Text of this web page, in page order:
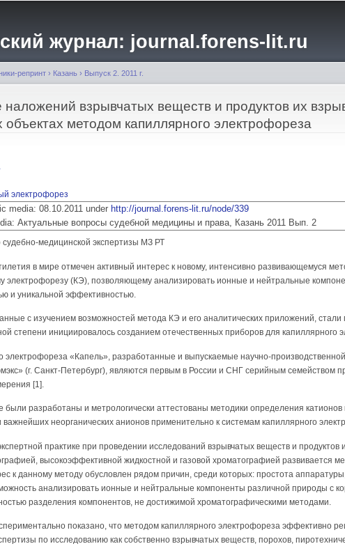
содержанию
журнал: journal.forens-lit.ru
репринт › Казань › Выпуск 2. 2011 г.
взрывчатых веществ и продуктов их
объектах методом капиллярного электрофореза
электрофорез
media: 08.10.2011 under http://journal.forens-lit.ru/node/339
Актуальные вопросы судебной медицины и права, Казань 2011 Вып. 2
судебно-медицинской экспертизы МЗ РТ
в мире отмечен активный интерес к новому, интенсивно развивающемуся
электрофорезу (КЭ), позволяющему анализировать ионные и нейтральные
и уникальной эффективностью.
с изучением возможностей метода КЭ и его аналитических приложений,
степени инициировалось созданием отечественных приборов для капиллярного
электрофореза «Капель», разработанные и выпускаемые научно-
(г. Санкт-Петербург), являются первым в России и СНГ серийным семейством
[1].
были разработаны и метрологически аттестованы методики определения
неорганических анионов применительно к системам капиллярного
практике при проведении исследований взрывчатых веществ и продуктов
высокоэффективной жидкостной и газовой хроматографией развивается
к данному методу обусловлен рядом причин, среди которых: простота
анализировать ионные и нейтральные компоненты различной природы с
разделения компонентов, не достижимой хроматографическими методами.
показано, что методом капиллярного электрофореза эффективно
по исследованию как собственно взрывчатых веществ, порохов,